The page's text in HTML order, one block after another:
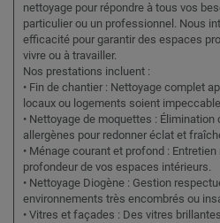
nettoyage pour répondre à tous vos
particulier ou un professionnel. Nous
efficacité pour garantir des espaces
vivre ou à travailler.
Nos prestations incluent :
• Fin de chantier : Nettoyage complet
locaux ou logements soient
• Nettoyage de moquettes :
allergènes pour redonner éclat et
• Ménage courant et profond :
profondeur de vos espaces intérieurs.
• Nettoyage Diogène : Gestion
environnements très encombrés ou
• Vitres et façades : Des vitres